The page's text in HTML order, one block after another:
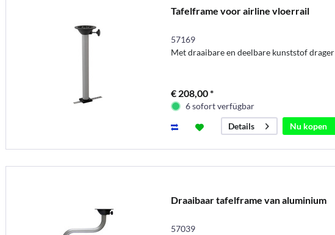
Tafelframe voor airline vloerrail
57169
Met draaibare en deelbare kunststof drager
€ 208,00 *
6 sofort verfügbar
Details
Nu kopen
Draaibaar tafelframe van aluminium
57039